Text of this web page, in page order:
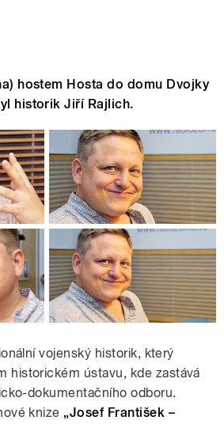
hostem Hosta do domu Dvojky
historik Jiří Rajlich.
vojenský historik, který
historickém ústavu, kde zastává
dokumentačního odboru.
knize „Josef František –